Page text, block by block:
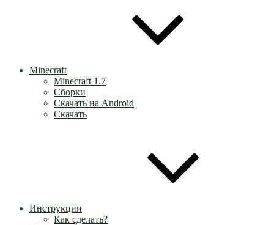
Minecraft
Minecraft 1.7
Сборки
Скачать на Android
Скачать
Инструкции
Как сделать?